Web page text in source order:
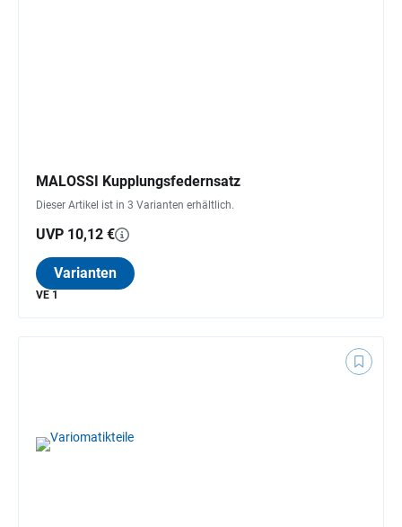
MALOSSI Kupplungsfedernsatz
Dieser Artikel ist in 3 Varianten erhältlich.
UVP 10,12 €
Varianten
VE 1